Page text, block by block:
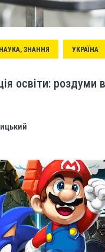
ЗНАННЯ УКРАЇНА
освіти: роздуми